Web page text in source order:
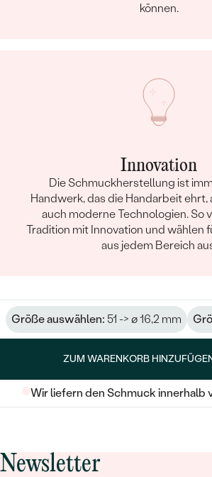
können.
Innovation
Die Schmuckherstellung ist
Handwerk, das die Handarbeit ehrt,
auch moderne Technologien. So
Tradition mit Innovation und wählen
aus jedem Bereich
Größe auswählen: 51 -> ø 16,2 mm
ZUM WARENKORB
Wir liefern den Schmuck innerhalb
Newsletter